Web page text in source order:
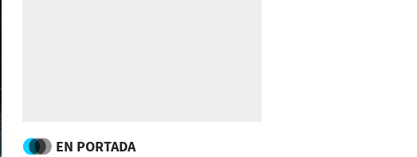
EN PORTADA